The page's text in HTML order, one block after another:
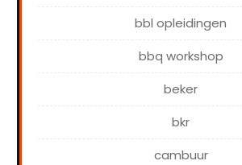
bbl opleidingen
bbq workshop
beker
bkr
cambuur